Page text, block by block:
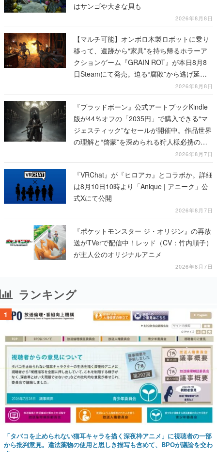
はサンゴや大きな貝も
2026年8月8日
【マルチ可能】オンボロ木製ロボットに乗り
移って、遺跡から“家具”を持ち帰るホラーア
クションゲーム『GRAIN ROT』が本日8月8
日Steamにて発売。迫る“腐敗”から逃げ延
2026年8月8日
『ブラッドボーン』公式アートブックKindle
版が44％オフの「2035円」で購入できる“マ
ジェスティック”なセールが開催中。作品世界
の理解と“啓蒙”を深められる狩人様必携の一
2026年8月7日
『VRChat』が『ヒロアカ』とコラボか。詳細
は8月10日10時より「Anique | アニーク」公
式Xにて公開
2026年8月7日
『ポケットモンスター ジ・オリジン』の再放
送がTVerで配信中！レッド（CV：竹内順子）
が主人公のオリジナルアニメ
2026年8月7日
ランキング
1
「タバコを止められない猫耳キャラを描く深夜枠アニメ」に視聴者の一部
から批判意見。違法薬物の使用と思しき描写も含めて、BPOが議論を交わ